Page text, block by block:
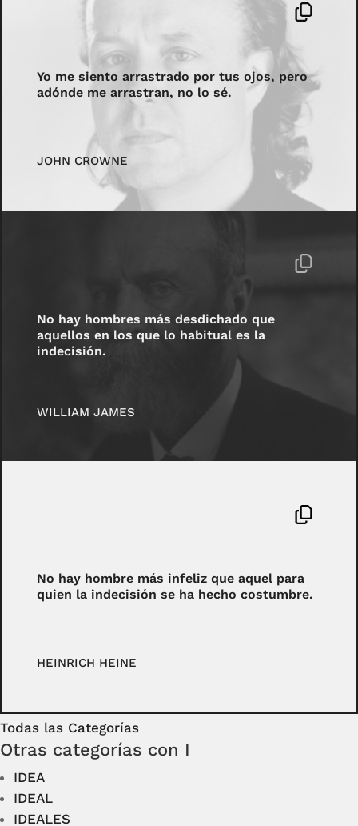
Yo me siento arrastrado por tus ojos, pero
adónde me arrastran, no lo sé.
JOHN CROWNE
No hay hombres más desdichado que
aquellos en los que lo habitual es la
indecisión.
WILLIAM JAMES
No hay hombre más infeliz que aquel para
quien la indecisión se ha hecho costumbre.
HEINRICH HEINE
Todas las Categorías
Otras categorías con I
IDEA
IDEAL
IDEALES